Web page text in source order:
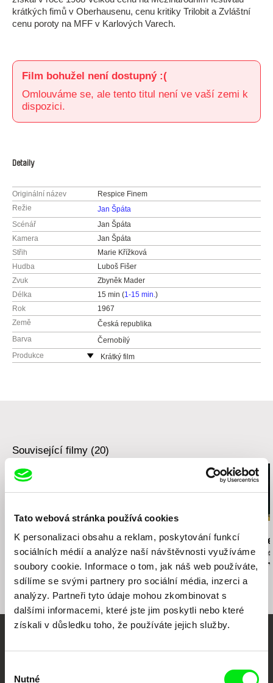
Tato webová stránka používá cookies
K personalizaci obsahu a reklam, poskytování funkcí
sociálních médií a analýze naší návštěvnosti využíváme
soubory cookie. Informace o tom, jak náš web používáte,
sdílíme se svými partnery pro sociální média, inzerci a
analýzy. Partneři tyto údaje mohou zkombinovat s
dalšími informacemi, které jste jim poskytli nebo které
získali v důsledku toho, že používáte jejich služby.
Nutné
krátkých fimů v Oberhausenu, cenu kritiky Trilobit a Zvláštní
cenu poroty na MFF v Karlových Varech.
Film bohužel není dostupný :(
Omlouváme se, ale tento titul není ve vaší zemi k
dispozici.
Detaily
Originální název
Respice Finem
Režie
Jan Špáta
Scénář
Jan Špáta
Kamera
Jan Špáta
Střih
Marie Křížková
Hudba
Luboš Fišer
Zvuk
Zbyněk Mader
Délka
15 min (1-15 min.)
Rok
1967
Země
Česká republika
Barva
Černobílý
Produkce
Krátký film
e-mail:
Související filmy (20)
Půl Čtvrté Nepřátelé národa
Co dělat?
Prahy do
Krumlova
jsem
Vaše online